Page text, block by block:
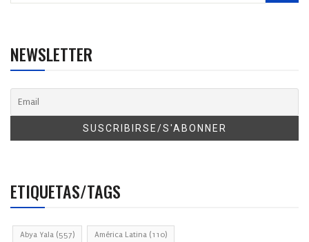
NEWSLETTER
ETIQUETAS/TAGS
Abya Yala (557) América Latina (110)